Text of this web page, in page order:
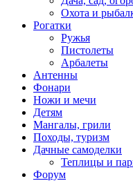
Охота и
Рогатки
Ружья
Пистолеты
Арбалеты
Антенны
Фонари
Ножи и мечи
Детям
Мангалы, грили
Походы, туризм
Дачные самоделки
Теплицы и
Форум